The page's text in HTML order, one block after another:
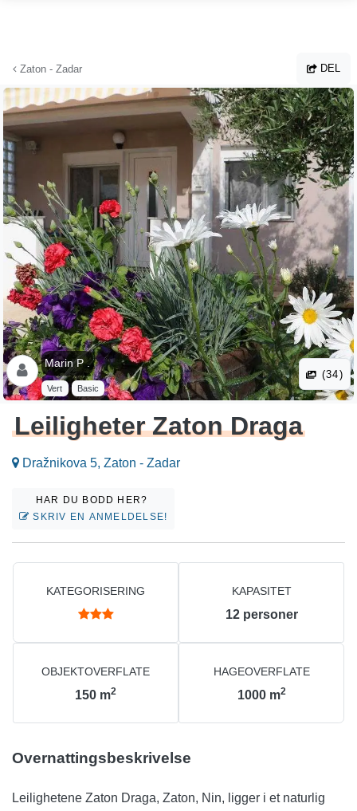
Zaton - Zadar DEL
Marin P .
Vert Basic
(34)
Leiligheter Zaton Draga
Dražnikova 5, Zaton - Zadar
HAR DU BODD HER?
SKRIV EN ANMELDELSE!
KATEGORISERING KAPASITET
12 personer
OBJEKTOVERFLATE
150 m2
HAGEOVERFLATE
1000 m2
Overnattingsbeskrivelse
Leilighetene Zaton Draga, Zaton, Nin, ligger i et naturlig